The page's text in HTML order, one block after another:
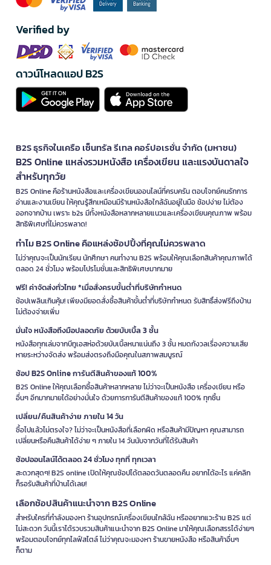
Verified by
ดาวน์โหลดแอป B2S
B2S ธุรกิจในเครือ เซ็นทรัล รีเทล คอร์ปอเรชั่น จำกัด (มหาชน)
B2S Online แหล่งรวมหนังสือ เครื่องเขียน และแรงบันดาลใจ
สำหรับทุกวัย
B2S Online คือร้านหนังสือและเครื่องเขียนออนไลน์ที่ครบครัน ตอบโจทย์คนรักการ
อ่านและงานเขียน ให้คุณรู้สึกเหมือนมีร้านหนังสือใกล้ฉันอยู่ในมือ ช้อปง่าย ไม่ต้อง
ออกจากบ้าน เพราะ b2s มีทั้งหนังสือหลากหลายแนวและเครื่องเขียนคุณภาพ พร้อม
สิทธิพิเศษที่ไม่ควรพลาด!
ทำไม B2S Online คือแหล่งช้อปปิ้งที่คุณไม่ควรพลาด
ไม่ว่าคุณจะเป็นนักเรียน นักศึกษา คนทำงาน B2S พร้อมให้คุณเลือกสินค้าคุณภาพได้
ตลอด 24 ชั่วโมง พร้อมโปรโมชั่นและสิทธิพิเศษมากมาย
ฟรี! ค่าจัดส่งทั่วไทย *เมื่อสั่งครบขั้นต่ำที่บริษัทกำหนด
ช้อปเพลินเกินคุ้ม! เพียงมียอดสั่งซื้อสินค้าขั้นต่ำที่บริษัทกำหนด รับสิทธิ์ส่งฟรีถึงบ้าน
ไม่ต้องจ่ายเพิ่ม
มั่นใจ หนังสือถึงมือปลอดภัย ด้วยบับเบิ้ล 3 ชั้น
หนังสือทุกเล่มจากบีทูเอสห่อด้วยบับเบิ้ลหนาแน่นถึง 3 ชั้น หมดกังวลเรื่องความเสีย
หายระหว่างจัดส่ง พร้อมส่งตรงถึงมือคุณในสภาพสมบูรณ์
ช้อป B2S Online การันตีสินค้าของแท้ 100%
B2S Online ให้คุณเลือกซื้อสินค้าหลากหลาย ไม่ว่าจะเป็นหนังสือ เครื่องเขียน หรือ
อื่นๆ อีกมากมายได้อย่างมั่นใจ ด้วยการการันตีสินค้าของแท้ 100% ทุกชิ้น
เปลี่ยน/คืนสินค้าง่าย ภายใน 14 วัน
ซื้อไปแล้วไม่ตรงใจ? ไม่ว่าจะเป็นหนังสือที่เลือกผิด หรือสินค้ามีปัญหา คุณสามารถ
เปลี่ยนหรือคืนสินค้าได้ง่าย ๆ ภายใน 14 วันนับจากวันที่ได้รับสินค้า
ช้อปออนไลน์ได้ตลอด 24 ชั่วโมง ทุกที่ ทุกเวลา
สะดวกสุดๆ! B2S online เปิดให้คุณช้อปได้ตลอดวันตลอดคืน อยากได้อะไร แค่คลิก
ก็รอรับสินค้าที่บ้านได้เลย!
เลือกช้อปสินค้าแนะนำจาก B2S Online
สำหรับใครที่กำลังมองหา ร้านอุปกรณ์เครื่องเขียนใกล้ฉัน หรืออยากแวะร้าน B2S แต่
ไม่สะดวก วันนี้เราได้รวบรวมสินค้าแนะนำจาก B2S Online มาให้คุณเลือกสรรได้ง่ายๆ
พร้อมตอบโจทย์ทุกไลฟ์สไตล์ ไม่ว่าคุณจะมองหา ร้านขายหนังสือ หรือสินค้าอื่นๆ
ก็ตาม